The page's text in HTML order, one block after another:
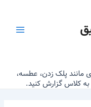
مانند پلک زدن، عطسه،
به کلاس گزارش کنید.